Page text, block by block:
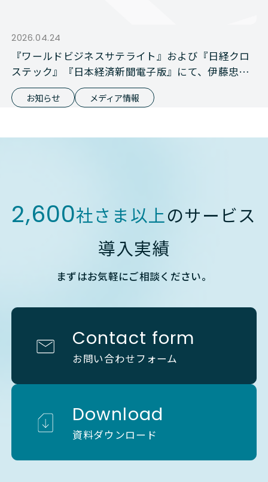
2026.04.24
『ワールドビジネスサテライト』および『日経クロ
ステック』『日本経済新聞電子版』にて、伊藤忠商
事との資本業務提携が報じられました
お知らせ メディア情報
2,600社さま以上のサービス
導入実績
まずはお気軽にご相談ください。
Contact form
お問い合わせフォーム
Download
資料ダウンロード